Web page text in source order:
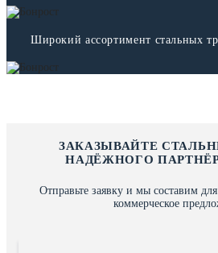
Широкий ассортимент стальных
ЗАКАЗЫВАЙТЕ
НАДЁЖНОГО
Отправьте заявку и мы составим
коммерческое